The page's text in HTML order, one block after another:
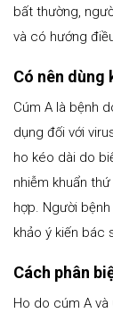
bất thường,
và có hướng
Có nên dùng
Cúm A là bệnh
dụng đối với
ho kéo dài do
nhiễm khuẩn
hợp. Người
khảo ý kiến bác
Cách phân
Ho do cúm A